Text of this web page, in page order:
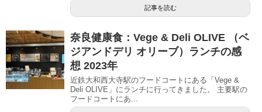
記事を読む
奈良健康食：Vege & Deli OLIVE （ベ
ジアンドデリ オリーブ）ランチの感
想 2023年
近鉄大和西大寺駅のフードコートにある「Vege &
Deli OLIVE」にランチに行ってきました。 主要駅の
フードコートにあ...